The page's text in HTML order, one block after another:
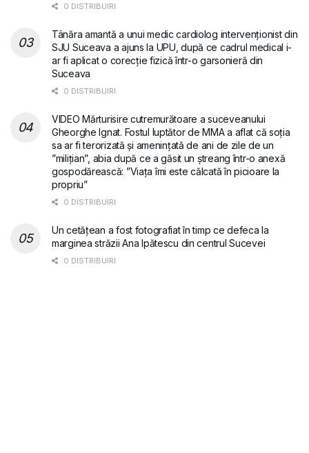
0 DISTRIBUIRI
Tânăra amantă a unui medic cardiolog intervenționist din
SJU Suceava a ajuns la UPU, după ce cadrul medical i-
ar fi aplicat o corecție fizică într-o garsonieră din
Suceava
0 DISTRIBUIRI
VIDEO Mărturisire cutremurătoare a suceveanului
Gheorghe Ignat. Fostul luptător de MMA a aflat că soția
sa ar fi terorizată și amenințată de ani de zile de un
”milițian”, abia după ce a găsit un ștreang într-o anexă
gospodărească: ”Viața îmi este călcată în picioare la
propriu”
0 DISTRIBUIRI
Un cetățean a fost fotografiat în timp ce defeca la
marginea străzii Ana Ipătescu din centrul Sucevei
0 DISTRIBUIRI